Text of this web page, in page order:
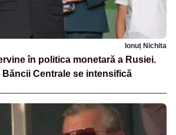
Ionuț Nichita
în politica monetară a Rusiei.
Băncii Centrale se intensifică